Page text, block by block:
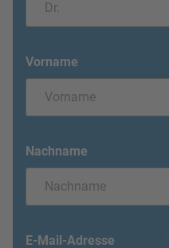
Vorname
Nachname
E-Mail-Adresse